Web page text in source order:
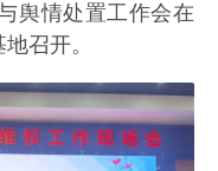
舆情处置工作会在
召开。